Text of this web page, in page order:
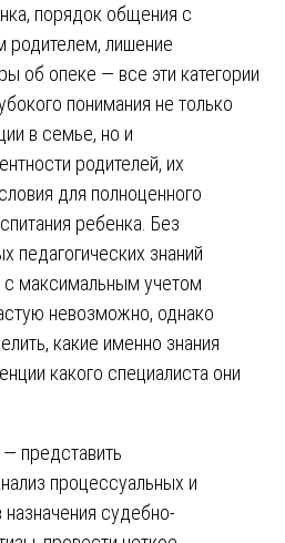
порядок общения с
лишение
об опеке — все эти категории
понимания не только
в семье, но и
родителей, их
для полноценного
ребенка. Без
педагогических знаний
с максимальным учетом
невозможно, однако
какие именно знания
какого специалиста они
представить
процессуальных и
судебно-